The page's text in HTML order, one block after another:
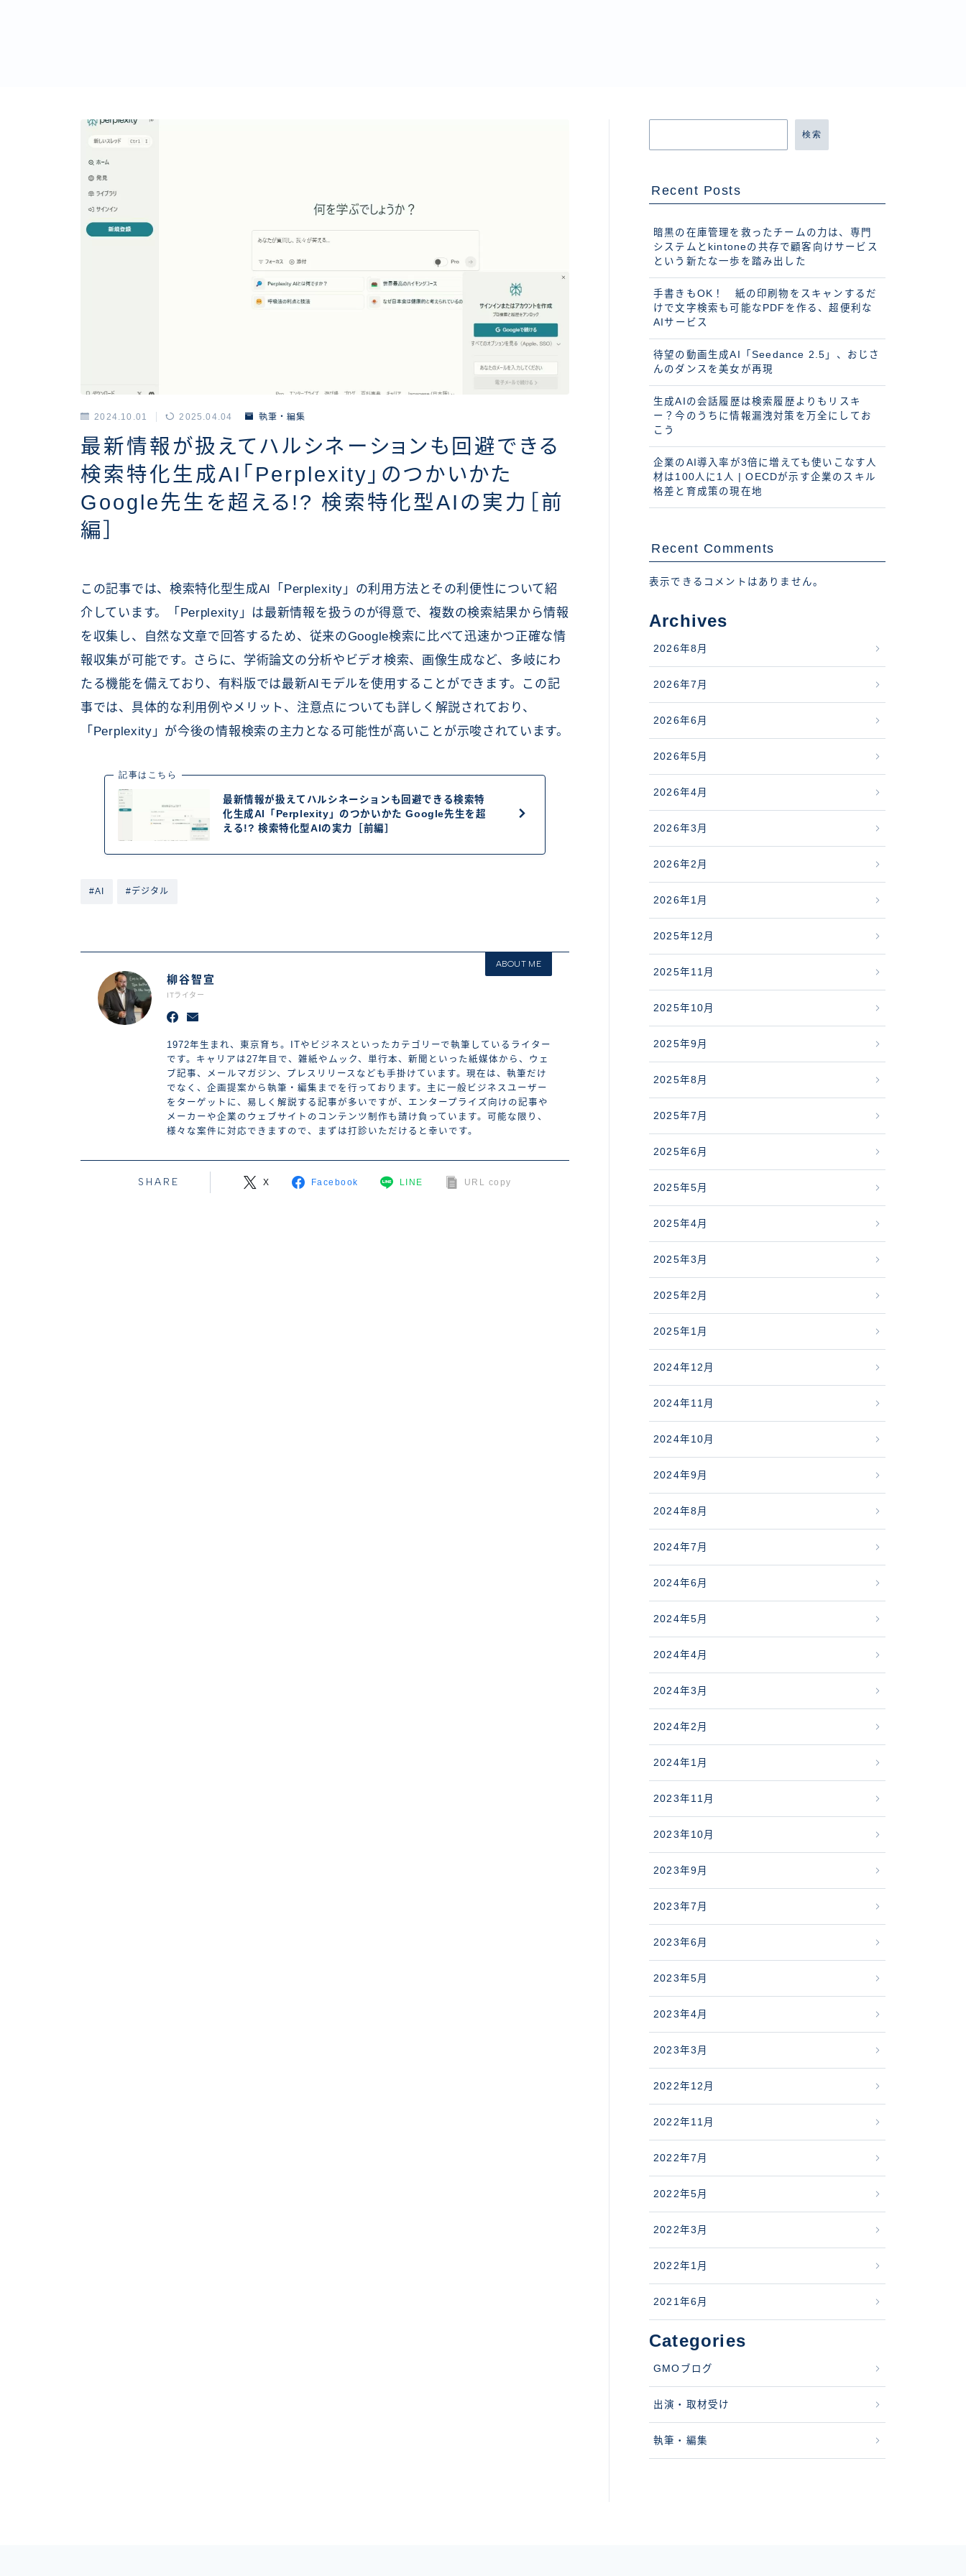
2024.10.01 2025.04.04 執筆・編集
最新情報が扱えてハルシネーションも回避できる
検索特化生成AI「Perplexity」のつかいかた
Google先生を超える!? 検索特化型AIの実力［前
編］
この記事では、検索特化型生成AI「Perplexity」の利用方法とその利便性について紹
介しています。「Perplexity」は最新情報を扱うのが得意で、複数の検索結果から情報
を収集し、自然な文章で回答するため、従来のGoogle検索に比べて迅速かつ正確な情
報収集が可能です。さらに、学術論文の分析やビデオ検索、画像生成など、多岐にわ
たる機能を備えており、有料版では最新AIモデルを使用することができます。この記
事では、具体的な利用例やメリット、注意点についても詳しく解説されており、
「Perplexity」が今後の情報検索の主力となる可能性が高いことが示唆されています。
記事はこちら
最新情報が扱えてハルシネーションも回避できる検索特
化生成AI「Perplexity」のつかいかた Google先生を超
える!? 検索特化型AIの実力［前編］
#AI #デジタル
ABOUT ME
柳谷智宣
ITライター
1972年生まれ、東京育ち。ITやビジネスといったカテゴリーで執筆しているライター
です。キャリアは27年目で、雑紙やムック、単行本、新聞といった紙媒体から、ウェ
ブ記事、メールマガジン、プレスリリースなども手掛けています。現在は、執筆だけ
でなく、企画提案から執筆・編集までを行っております。主に一般ビジネスユーザー
をターゲットに、易しく解説する記事が多いですが、エンタープライズ向けの記事や
メーカーや企業のウェブサイトのコンテンツ制作も請け負っています。可能な限り、
様々な案件に対応できますので、まずは打診いただけると幸いです。
SHARE X Facebook LINE URL copy
検索
Recent Posts
暗黒の在庫管理を救ったチームの力は、専門
システムとkintoneの共存で顧客向けサービス
という新たな一歩を踏み出した
手書きもOK！ 紙の印刷物をスキャンするだ
けで文字検索も可能なPDFを作る、超便利な
AIサービス
待望の動画生成AI「Seedance 2.5」、おじさ
んのダンスを美女が再現
生成AIの会話履歴は検索履歴よりもリスキ
ー？今のうちに情報漏洩対策を万全にしてお
こう
企業のAI導入率が3倍に増えても使いこなす人
材は100人に1人 | OECDが示す企業のスキル
格差と育成策の現在地
Recent Comments
表示できるコメントはありません。
Archives
2026年8月
2026年7月
2026年6月
2026年5月
2026年4月
2026年3月
2026年2月
2026年1月
2025年12月
2025年11月
2025年10月
2025年9月
2025年8月
2025年7月
2025年6月
2025年5月
2025年4月
2025年3月
2025年2月
2025年1月
2024年12月
2024年11月
2024年10月
2024年9月
2024年8月
2024年7月
2024年6月
2024年5月
2024年4月
2024年3月
2024年2月
2024年1月
2023年11月
2023年10月
2023年9月
2023年7月
2023年6月
2023年5月
2023年4月
2023年3月
2022年12月
2022年11月
2022年7月
2022年5月
2022年3月
2022年1月
2021年6月
Categories
GMOブログ
出演・取材受け
執筆・編集